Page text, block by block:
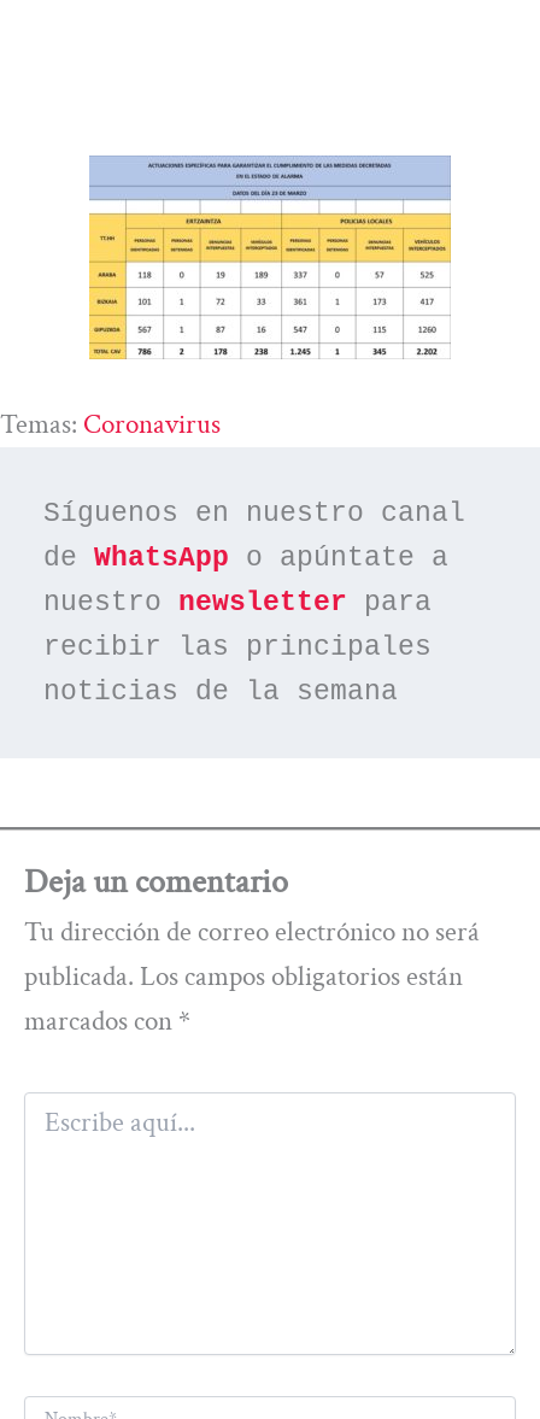
Temas: Coronavirus
Síguenos en nuestro canal
de WhatsApp o apúntate a
nuestro newsletter para
recibir las principales
noticias de la semana
Deja un comentario
Tu dirección de correo electrónico no será
publicada. Los campos obligatorios están
marcados con *
Escribe
aquí...
Nombre*